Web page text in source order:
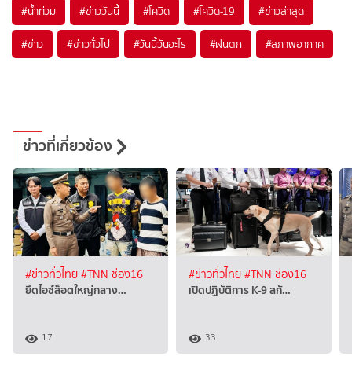
#น้ำท่วม #ข่าววันนี้ #โควิด #โควิด-19 #ข่าวล่าสุด
#ข่าว #ข่าวทั่วไป #วันนี้วันอะไร #ฝนตก #สภาพอากาศ
ข่าวที่เกี่ยวข้อง
#ข่าวทั่วไทย#TNN ช่อง16
ยึดไอซ์ล็อตใหญ่กลาง…
17
#ข่าวทั่วไทย#TNN ช่อง16
เปิดปฏิบัติการ K-9 สกั…
33